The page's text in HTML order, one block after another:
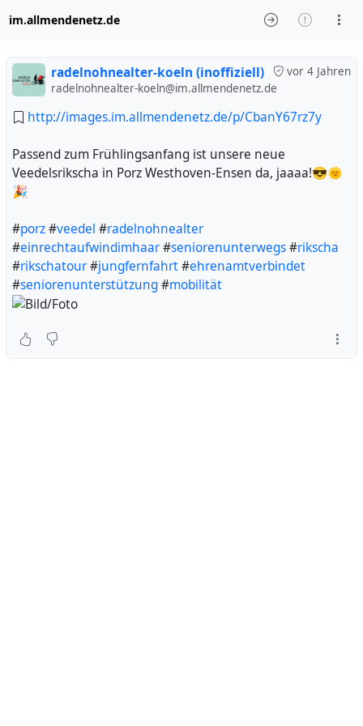
im.allmendenetz.de
vor 4 Jahren
radelnohnealter-koeln (inoffiziell)
radelnohnealter-koeln@im.allmendenetz.de
http://images.im.allmendenetz.de/p/CbanY67rz7y
Passend zum Frühlingsanfang ist unsere neue
Veedelsrikscha in Porz Westhoven-Ensen da, jaaaa!😎🌞
🎉
#porz#veedel #radelnohnealter
#einrechtaufwindimhaar#seniorenunterwegs#rikscha
#rikschatour#jungfernfahrt#ehrenamtverbindet
#seniorenunterstützung#mobilität